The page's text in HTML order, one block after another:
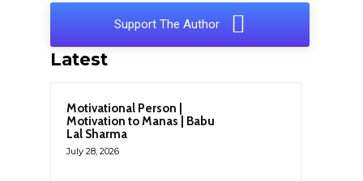
Support The Author
Latest
Motivational Person |
Motivation to Manas | Babu
Lal Sharma
July 28, 2026